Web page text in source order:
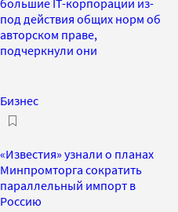
под действия общих норм об
авторском праве,
подчеркнули они
Бизнес
«Известия» узнали о планах
Минпромторга сократить
параллельный импорт в
Россию